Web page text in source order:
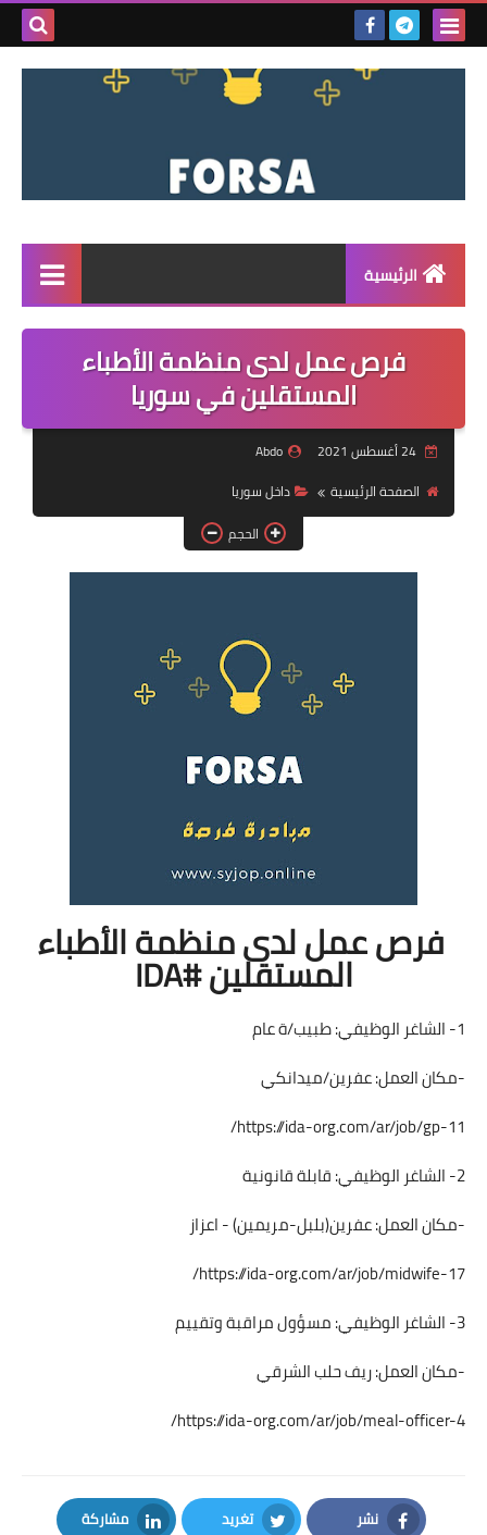
بحث
الرئيسية
القائمة
مناقصات
فرص عمل داخل سوريا
فرص عمل في العراق
فرص عمل في اليمن
دورات تدريبية
فرص عمل لدى منظمة الأطباء
المستقلين في سوريا
24 أغسطس 2021
Abdo
الصفحة الرئيسية
داخل سوريا
الحجم
فرص عمل لدى منظمة الأطباء
المستقلين #IDA
1- الشاغر الوظيفي: طبيب/ة عام
-مكان العمل: عفرين/ميدانكي
https://ida-org.com/ar/job/gp-11/
2- الشاغر الوظيفي: قابلة قانونية
-مكان العمل: عفرين(بلبل-مريمين) - اعزاز
https://ida-org.com/ar/job/midwife-17/
3- الشاغر الوظيفي: مسؤول مراقبة وتقييم
-مكان العمل: ريف حلب الشرقي
https://ida-org.com/ar/job/meal-officer-4/
نشر تغريد مشاركة